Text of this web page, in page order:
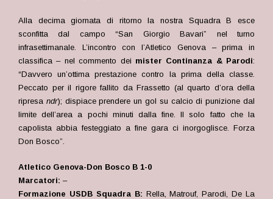
Alla decima giornata di ritorno la nostra Squadra B esce
sconfitta dal campo “San Giorgio Bavari” nel turno
infrasettimanale. L’incontro con l’Atletico Genova – prima in
classifica – nel commento dei mister Continanza & Parodi:
“Davvero un’ottima prestazione contro la prima della classe.
Peccato per il rigore fallito da Frassetto (al quarto d’ora della
ripresa ndr); dispiace prendere un gol su calcio di punizione dal
limite dell’area a pochi minuti dalla fine. Il solo fatto che la
capolista abbia festeggiato a fine gara ci inorgoglisce. Forza
Don Bosco”.
Atletico Genova-Don Bosco B 1-0
Marcatori: –
Formazione USDB Squadra B: Rella, Matrouf, Parodi, De La